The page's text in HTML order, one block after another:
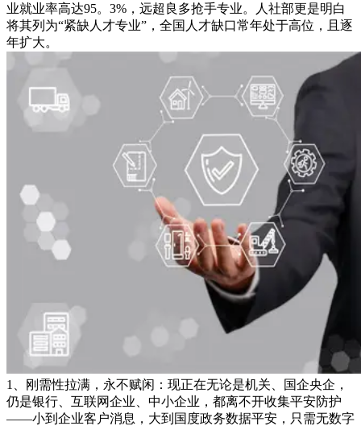
业就业率高达95。3%，远超良多抢手专业。人社部更是明白
将其列为“紧缺人才专业”，全国人才缺口常年处于高位，且逐
年扩大。
1、刚需性拉满，永不赋闲：现正在无论是机关、国企央企，
仍是银行、互联网企业、中小企业，都离不开收集平安防护
——小到企业客户消息，大到国度政务数据平安，只需无数字